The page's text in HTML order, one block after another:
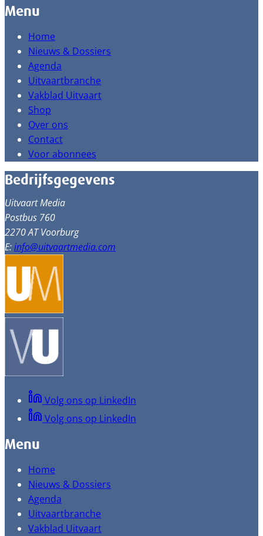
Menu
Home
Nieuws & Dossiers
Agenda
Uitvaartbranche
Vakblad Uitvaart
Shop
Over ons
Contact
Voor abonnees
Bedrijfsgegevens
Uitvaart Media
Postbus 760
2270 AT Voorburg
E:info@uitvaartmedia.com
Volg ons op LinkedIn
Volg ons op LinkedIn
Menu
Home
Nieuws & Dossiers
Agenda
Uitvaartbranche
Vakblad Uitvaart